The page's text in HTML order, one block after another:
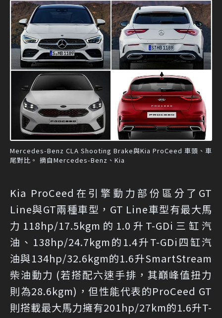
Mercedes-Benz CLA Shooting Brake與Kia ProCeed 車頭、車
尾對比。 摘自Mercedes-Benz、Kia
Kia ProCeed在引擎動力部份區分了GT
Line與GT兩種車型，GT Line車型有最大馬
力118hp/17.5kgm的1.0升T-GDi三缸汽
油、138hp/24.7kgm的1.4升T-GDi四缸汽
油與134hp/32.6kgm的1.6升SmartStream
柴油動力 (若搭配六速手排，其巔峰值扭力
則為28.6kgm)，但性能代表的ProCeed GT
則搭載最大馬力擁有201hp/27km的1.6升T-